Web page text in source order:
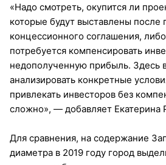
«Надо смотреть, окупится ли
которые будут выставлены после
концессионного соглашения,
потребуется компенсировать
недополученную прибыль. Здесь
анализировать конкретные
привлекать инвесторов без
сложно», — добавляет Екатерина
Для сравнения, на содержание
диаметра в 2019 году город